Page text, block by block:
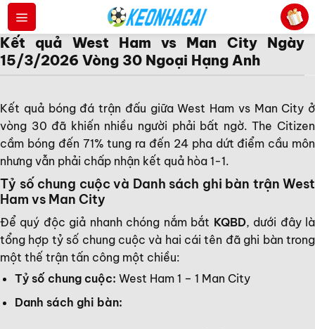
Bỏ
qua
nội
dung
Kết quả West Ham vs Man City Ngày
15/3/2026 Vòng 30 Ngoại Hạng Anh
Kết quả bóng đá trận đấu giữa West Ham vs Man City ở
vòng 30 đã khiến nhiều người phải bất ngờ. The Citizen
cầm bóng đến 71% tung ra đến 24 pha dứt điểm cầu môn
nhưng vẫn phải chấp nhận kết quả hòa 1-1.
Tỷ số chung cuộc và Danh sách ghi bàn trận West
Ham vs Man City
Để quý độc giả nhanh chóng nắm bắt KQBD, dưới đây là
tổng hợp tỷ số chung cuộc và hai cái tên đã ghi bàn trong
một thế trận tấn công một chiều:
Tỷ số chung cuộc: West Ham 1 – 1 Man City
Danh sách ghi bàn: